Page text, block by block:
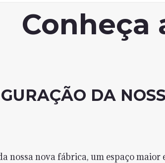
Conheça
DA
nossa nova fábrica, um espaço